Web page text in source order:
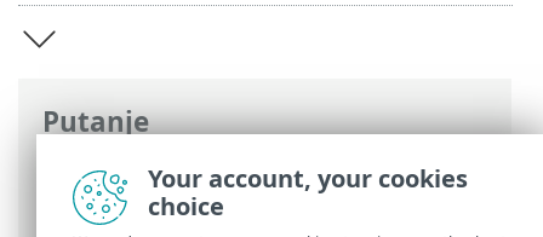
Putanje
ESET-ova online pomoć> ESET PROTECT
On-Prem
>Uvod u ESET PROTECT
virtualni uređaj
Your account, your cookies
choice